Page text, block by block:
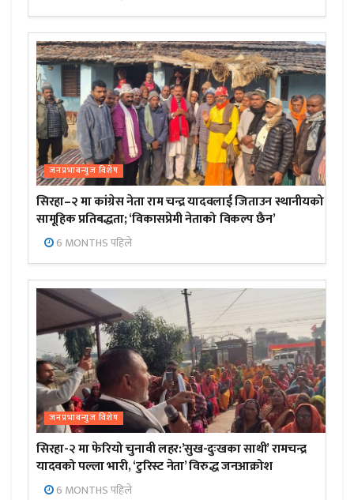
जनप्रभाबन्युज विशेष
सिरहा–२ मा कांग्रेस नेता राम चन्द्र यादवलाई जिताउन स्थानीयको
सामूहिक प्रतिबद्धता; ‘विकासप्रेमी नेताको विकल्प छैन’
6 MONTHS पहिले
जनप्रभाबन्युज विशेष
सिरहा-२ मा फेरियो चुनावी लहर:’सुख-दुःखका साथी’ रामचन्द्र
यादवको पल्ला भारी, ‘टुरिस्ट नेता’ विरुद्ध जनआक्रोश
6 MONTHS पहिले